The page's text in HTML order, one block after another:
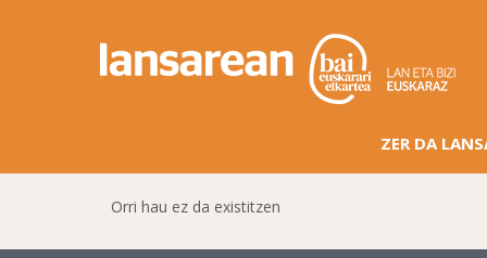
ZER DA
Orri hau ez da existitzen